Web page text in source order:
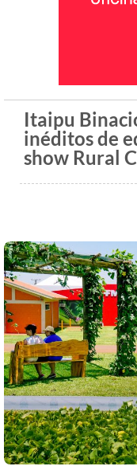
Itaipu
inéditos de
show Rural